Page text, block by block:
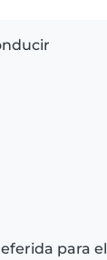
para el